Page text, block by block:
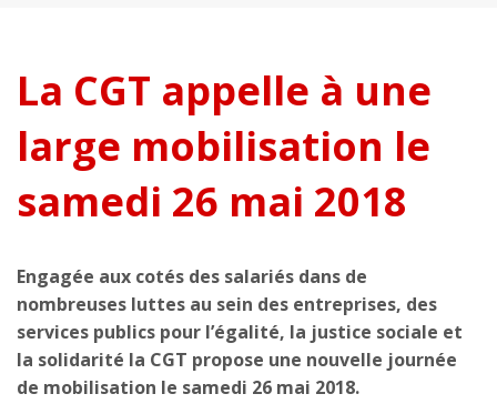
La CGT appelle à une
large mobilisation le
samedi 26 mai 2018
Engagée aux cotés des salariés dans de
nombreuses luttes au sein des entreprises, des
services publics pour l’égalité, la justice sociale et
la solidarité la CGT propose une nouvelle journée
de mobilisation le samedi 26 mai 2018.